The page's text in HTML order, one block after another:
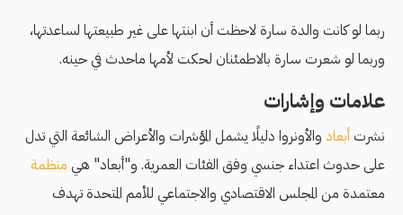
ربما لو كانت والدة سارة لاحظت أن ابنتها على غير طبيعتها لساعدتها،
وربما لو شعرت سارة بالاطمئنان لحكت لأمها ماحدث في حينه.
علامات وإشارات
نشرت أبعاد والأونروا دليلًا يشمل المؤشرات والأعراض الشائعة التي تدل
على حدوث اعتداء جنسي وفق الفئات العمرية. و"أبعاد" هي منظمة
معتمدة من المجلس الاقتصادي والاجتماعي للأمم المتحدة تهدف